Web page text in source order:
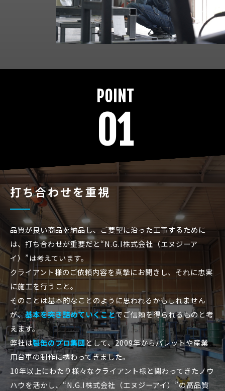
POINT
01
打ち合わせを重視
品質が良い商品を納品し、ご要望に沿った工事するために
は、打ち合わせが重要だと“N.G.I株式会社（エヌジーア
イ）”は考えています。
クライアント様のご依頼内容を真摯にお聞きし、それに忠実
に施工を行うこと。
そのことは基本的なことのように思われるかもしれません
が、基本を突き詰めていくことでご信頼を得られるものと考
えます。
弊社は製缶のプロ集団として、2009年からパレットや産業
用台車の制作に携わってきました。
10年以上にわたり様々なクライアント様と関わってきたノウ
ハウを活かし、“N.G.I株式会社（エヌジーアイ）”の高品質